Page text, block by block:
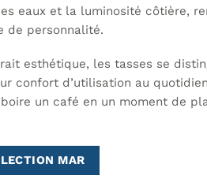
eaux et la luminosité côtière,
de personnalité.
esthétique, les tasses se
confort d’utilisation au
un café en un moment de
MAR